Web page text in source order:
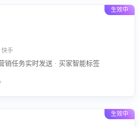
生效中
手
销任务实时发送 · 买家智能标签
生效中